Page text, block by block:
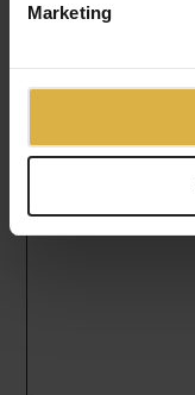
Marketing